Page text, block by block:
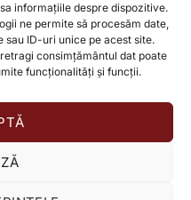
informațiile despre dispozitive.
ne permite să procesăm date,
ID-uri unice pe acest site.
consimțământul dat poate
funcționalități și funcții.
UNEI VIEȚI!